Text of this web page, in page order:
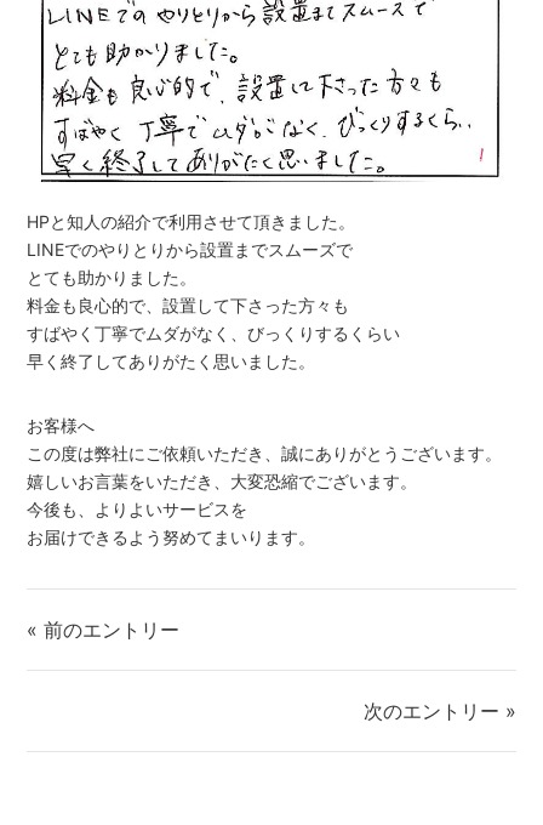
HPと知人の紹介で利用させて頂きました。
LINEでのやりとりから設置までスムーズで
とても助かりました。
料金も良心的で、設置して下さった方々も
すばやく丁寧でムダがなく、びっくりするくらい
早く終了してありがたく思いました。
お客様へ
この度は弊社にご依頼いただき、誠にありがとうございます。
嬉しいお言葉をいただき、大変恐縮でございます。
今後も、よりよいサービスを
お届けできるよう努めてまいります。
« 前のエントリー
次のエントリー »